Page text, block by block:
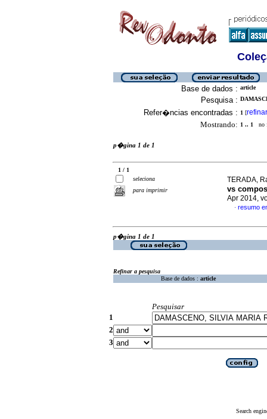
Base de dados : article
Pesquisa :
Refer�ncias encontradas : 1 [refinar
Mostrando: 1 .. 1 no
p�gina 1 de 1
1 / 1
seleciona
para imprimir
TERADA,
vs
Apr 2014,
· resumo
p�gina 1 de 1
Refinar a pesquisa
Base de dados : article
Pesquisar
1
2
3
Search